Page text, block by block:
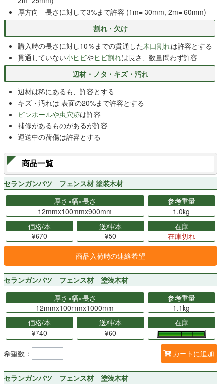
厚方向 長さに対して3%まで許容 (1m= 30mm, 2m= 60mm)
割れ・欠け
購入時の長さに対し10％までの貫通した木口割れは許容とする
貫通していない小ヒビやヒビ割れは長さ、数量問わず許容
辺材・ノタ・キズ・汚れ
辺材は稀にあるも、許容とする
キズ・汚れは 表面の20%まで許容とする
ピンホールや虫穴跡は許容
補修があるものがあるが許容
運送中の荷傷は許容とする
商品一覧
セランガンバツ フェンス材 塗装木材
厚さ×幅×長さ
12mmx100mmx900mm
参考重量
1.0kg
価格/本
¥670
送料/本
¥50
在庫
在庫切れ
商品入荷時の連絡希望
セランガンバツ フェンス材 塗装木材
厚さ×幅×長さ
12mmx100mmx1000mm
参考重量
1.1kg
価格/本
¥740
送料/本
¥60
在庫
希望数： カートに追加
セランガンバツ フェンス材 塗装木材